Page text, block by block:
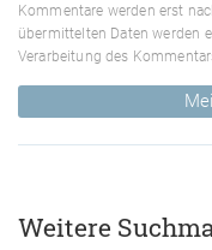
Kommentare werden erst
übermittelten Daten werden
Verarbeitung des
Weitere